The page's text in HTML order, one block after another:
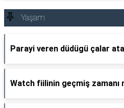
Yaşam
Parayi veren düdügü çalar
Watch fiilinin geçmiş zamanı